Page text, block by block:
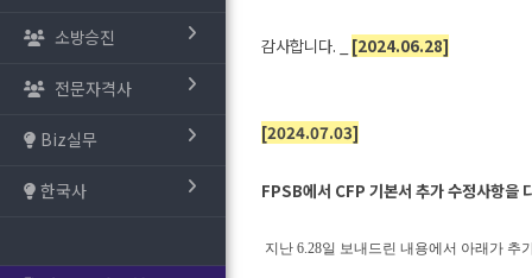
소방승진
전문자격사
Biz실무
한국사
감사합니다. _ [2024.06.28]
[2024.07.03]
FPSB에서 CFP 기본서 추가 수정사항을
지난 6.28일 보내드린 내용에서 아래가 추